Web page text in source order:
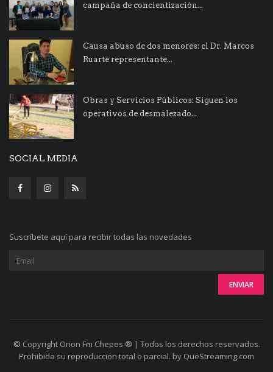
campaña de concientización...
Causa abuso de dos menores: el Dr. Marcos
Ruarte representante...
Obras y Servicios Públicos: Siguen los
operativos de desmalezado...
SOCIAL MEDIA
Suscríbete aquí para recibir todas las novedades
© Copyright Orion Fm Chepes ® | Todos los derechos reservados.
Prohibida su reproducción total o parcial. by QueStreaming.com